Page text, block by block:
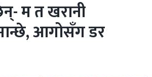
म त खरानी
आगोसँग डर